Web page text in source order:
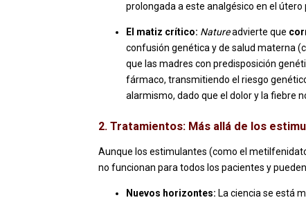
prolongada a este analgésico en el
El matiz crítico: Natureadvierte que
confusión genética y de salud materna
que las madres con predisposición
fármaco, transmitiendo el riesgo
alarmismo, dado que el dolor y la fiebre
2. Tratamientos: Más allá de los
Aunque los estimulantes (como el
no funcionan para todos los pacientes y
Nuevos horizontes: La ciencia se está